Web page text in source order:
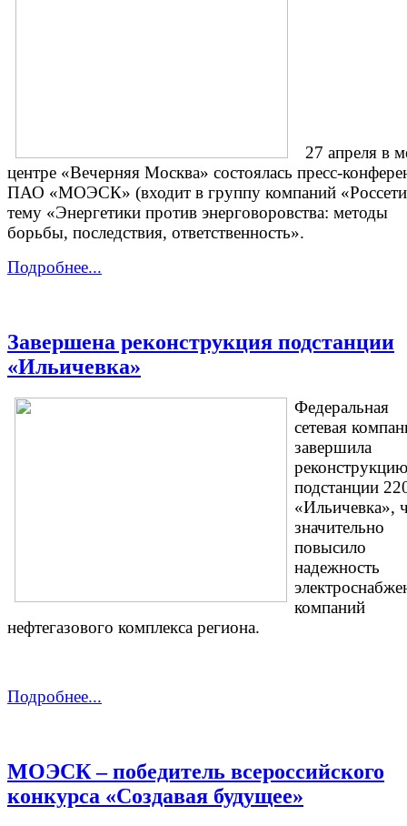
27 апреля в
центре «Вечерняя Москва» состоялась пресс-
ПАО «МОЭСК» (входит в группу компаний
тему «Энергетики против энерговоровства: методы
борьбы, последствия, ответственность».
Подробнее...
Завершена реконструкция подстанции
«Ильичевка»
Федеральная
сетевая
завершила
реконструкцию
подстанции
«Ильичевка»,
значительно
повысило
надежность
компаний
нефтегазового комплекса региона.
Подробнее...
МОЭСК – победитель всероссийского
конкурса «Создавая будущее»